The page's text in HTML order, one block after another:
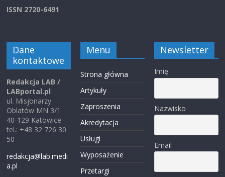
ISSN 2720-6491
Dane
kontaktowe
Redakcja LAB /
LABportal.pl
ul. Misjonarzy
Oblatów MN 3/1
40-129 Katowice
tel.: +48 32 726 30
50
redakcja@lab.medi
a.pl
Menu
Strona główna
Artykuły
Zaproszenia
Akredytacja
Usługi
Wyposażenie
Przetargi
Newsletter
Imię
Nazwisko
Email